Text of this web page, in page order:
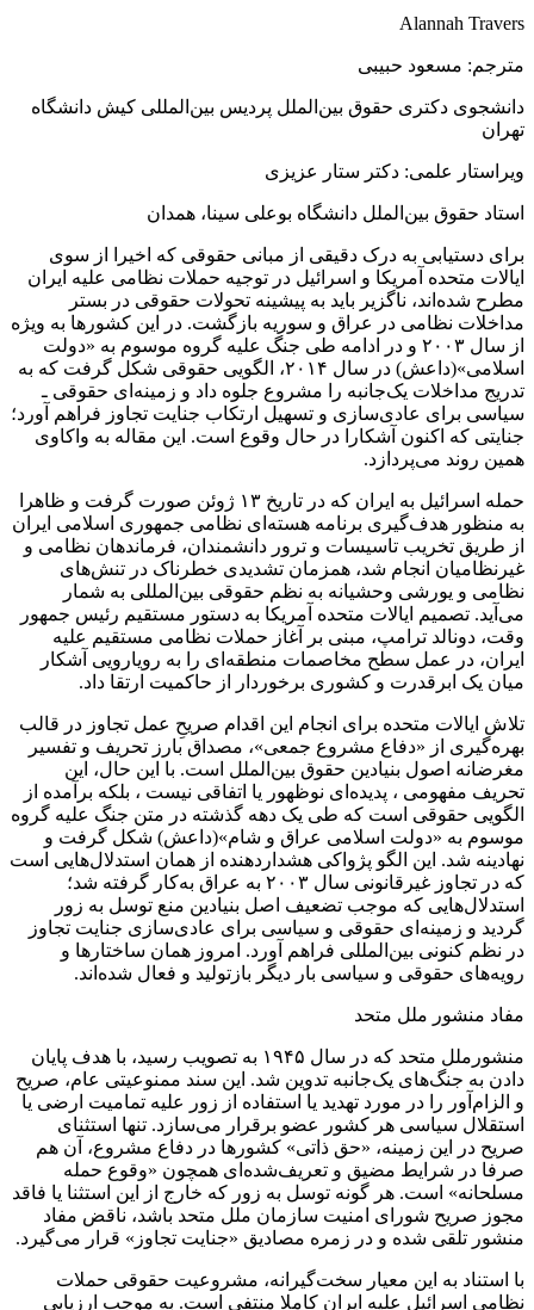
Alannah Travers
مترجم: مسعود حبیبی
دانشجوی دکتری حقوق بین‌الملل پردیس بین‌المللی کیش دانشگاه
تهران
ویراستار علمی: دکتر ستار عزیزی
استاد حقوق بین‌الملل دانشگاه بوعلی سینا، همدان
برای دستیابی به درک دقیقی از مبانی حقوقی که اخیرا از سوی
ایالات متحده آمریکا و اسرائیل در توجیه حملات نظامی علیه ایران
مطرح شده‌اند، ناگزیر باید به پیشینه تحولات حقوقی در بستر
مداخلات نظامی در عراق و سوریه بازگشت. در این کشورها به ‌ویژه
از سال ۲۰۰۳ و در ادامه طی جنگ علیه گروه موسوم به «دولت
اسلامی»(داعش) در سال ۲۰۱۴، الگویی حقوقی شکل گرفت که به
تدریج مداخلات یک‌جانبه را مشروع جلوه داد و زمینه‌ای حقوقی ـ
سیاسی برای عادی‌سازی و تسهیل ارتکاب جنایت تجاوز فراهم آورد؛
جنایتی که اکنون آشکارا در حال وقوع است. این مقاله به واکاوی
همین روند می‌پردازد.
حمله اسرائیل به ایران که در تاریخ ۱۳ ژوئن صورت گرفت و ظاهرا
به منظور هدف‌گیری برنامه هسته‌ای نظامی جمهوری اسلامی ایران
از طریق تخریب تاسیسات و ترور دانشمندان، فرماندهان نظامی و
غیرنظامیان انجام شد، همزمان تشدیدی خطرناک در تنش‌های
نظامی و یورشی وحشیانه به نظم حقوقی بین‌المللی به شمار
می‌آید. تصمیم ایالات متحده آمریکا به دستور مستقیم رئیس ‌جمهور
وقت، دونالد ترامپ، مبنی بر آغاز حملات نظامی مستقیم علیه
ایران، در عمل سطح مخاصمات منطقه‌ای را به رویارویی آشکار
میان یک ابرقدرت و کشوری برخوردار از حاکمیت ارتقا داد.
تلاش ایالات متحده برای انجام این اقدام صریحِ عمل تجاوز در قالب
بهره‌گیری از «دفاع مشروع جمعی»، مصداق بارز تحریف و تفسیر
مغرضانه اصول بنیادین حقوق بین‌الملل است. با این حال، این
تحریف مفهومی ، پدیده‌ای نوظهور یا اتفاقی نیست ، بلکه برآمده از
الگویی حقوقی است که طی یک دهه گذشته در متن جنگ علیه گروه
موسوم به «دولت اسلامی عراق و شام»(داعش) شکل گرفت و
نهادینه شد. این الگو پژواکی هشداردهنده از همان استدلال‌هایی است
که در تجاوز غیرقانونی سال ۲۰۰۳ به عراق به‌کار گرفته شد؛
استدلال‌هایی که موجب تضعیف اصل بنیادین منع توسل به زور
گردید و زمینه‌ای حقوقی و سیاسی برای عادی‌سازی جنایت تجاوز
در نظم کنونی بین‌المللی فراهم آورد. امروز همان ساختارها و
رویه‌های حقوقی و سیاسی بار دیگر بازتولید و فعال شده‌اند.
مفاد منشور ملل متحد
منشورملل متحد که در سال ۱۹۴۵ به تصویب رسید، با هدف پایان
دادن به جنگ‌های یک‌جانبه تدوین شد. این سند ممنوعیتی عام، صریح
و الزام‌آور را در مورد تهدید یا استفاده از زور علیه تمامیت ارضی یا
استقلال سیاسی هر کشور عضو برقرار می‌سازد. تنها استثنای
صریح در این زمینه، «حق ذاتی» کشورها در دفاع مشروع، آن ‌هم
صرفا در شرایط مضیق و تعریف‌شده‌ای همچون «وقوع حمله
مسلحانه» است. هر گونه توسل به زور که خارج از این استثنا یا فاقد
مجوز صریح شورای امنیت سازمان ملل متحد باشد، ناقض مفاد
منشور تلقی شده و در زمره مصادیق «جنایت تجاوز» قرار می‌گیرد.
با استناد به این معیار سخت‌گیرانه، مشروعیت حقوقی حملات
نظامی اسرائیل علیه ایران کاملا منتفی است. به ‌موجب ارزیابی